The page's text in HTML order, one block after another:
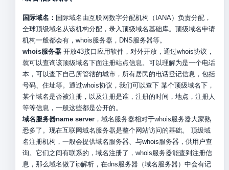
国际域名： 国际域名由互联网数字分配机构（IANA）负责分配，
全球顶级域名从该机构分配，录入顶级域名基础库。顶级域名申请
机构一般都会有，whois服务器，DNS服务器等。
whois服务器开放43接口应用软件，对外开放，通过whois协议，
就可以查询该顶级域名下面注册站点信息。可以理解为是一个电话
本，可以查下自己所管辖的城市，所有居民的电话登记信息，包括
号码、住址等。通过whois协议，我们可以查下 某个顶级域名下，
某个域名是否被注册，以及注册是谁，注册的时间，地点，注册人
等等信息，一般这些都是公开的。
域名服务器name server，域名服务器相对于whois服务器大家熟
悉多了。现在互联网域名服务器是整个网站访问的基础。 顶级域
名注册机构，一般会提供域名服务器、与whois服务器，供用户查
询。它们之间有联系的，域名注册了，whois服务器能查到注册信
息，那么域名做了ip解析，在dns服务器（域名服务器）中会有记